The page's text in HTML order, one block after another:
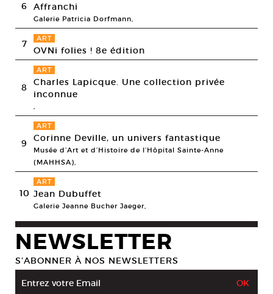
6 Affranchi
Galerie Patricia Dorfmann,
7 ART
OVNi folies ! 8e édition
8
ART
Charles Lapicque. Une collection privée
inconnue
,
9
ART
Corinne Deville, un univers fantastique
Musée d’Art et d’Histoire de l’Hôpital Sainte-Anne
(MAHHSA),
10
ART
Jean Dubuffet
Galerie Jeanne Bucher Jaeger,
NEWSLETTER
S’ABONNER À NOS NEWSLETTERS